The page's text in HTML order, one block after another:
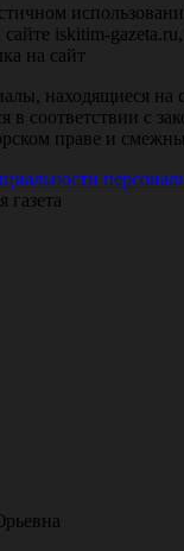
iskitim-gazeta.ru,
на сайт
находящиеся на
в соответствии с
праве и
газета